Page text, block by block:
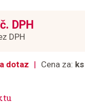
DPH
DPH
dotaz Cena za: ks